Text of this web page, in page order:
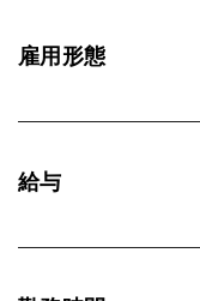
雇用形態
給与